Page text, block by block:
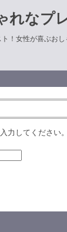
れなプ
！女性が喜ぶお
力してください